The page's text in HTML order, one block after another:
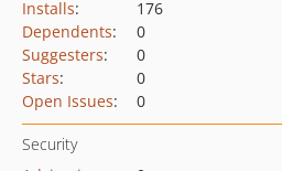
Installs:
176
Dependents:
0
Suggesters:
0
Stars:
0
Open Issues: 0
Security